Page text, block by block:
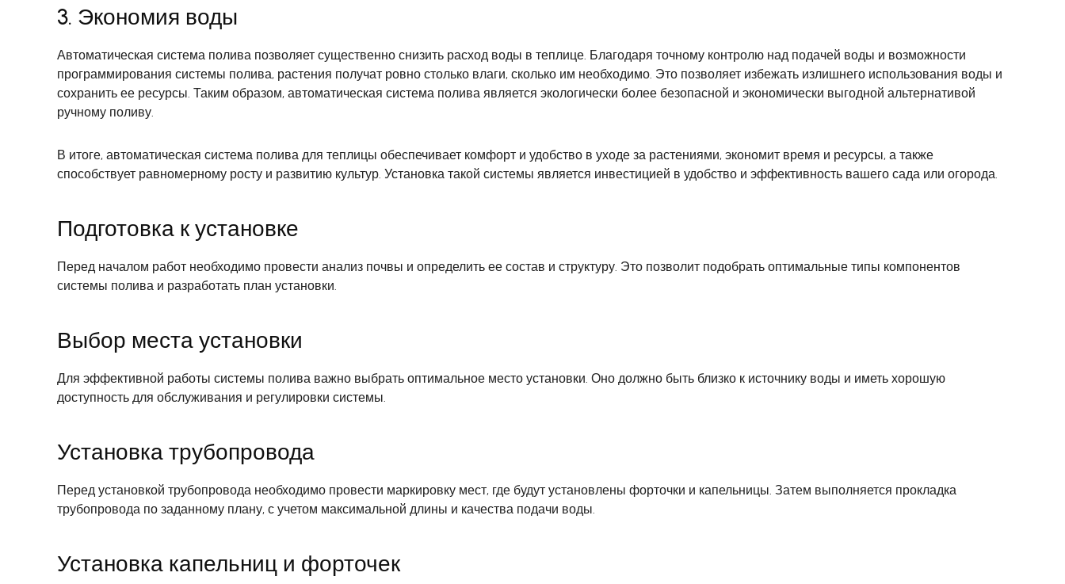
3. Экономия воды
Автоматическая система полива позволяет существенно снизить расход воды в теплице. Благодаря точному контролю над подачей воды и возможности
программирования системы полива, растения получат ровно столько влаги, сколько им необходимо. Это позволяет избежать излишнего использования воды и
сохранить ее ресурсы. Таким образом, автоматическая система полива является экологически более безопасной и экономически выгодной альтернативой
ручному поливу.
В итоге, автоматическая система полива для теплицы обеспечивает комфорт и удобство в уходе за растениями, экономит время и ресурсы, а также
способствует равномерному росту и развитию культур. Установка такой системы является инвестицией в удобство и эффективность вашего сада или огорода.
Подготовка к установке
Перед началом работ необходимо провести анализ почвы и определить ее состав и структуру. Это позволит подобрать оптимальные типы компонентов
системы полива и разработать план установки.
Выбор места установки
Для эффективной работы системы полива важно выбрать оптимальное место установки. Оно должно быть близко к источнику воды и иметь хорошую
доступность для обслуживания и регулировки системы.
Установка трубопровода
Перед установкой трубопровода необходимо провести маркировку мест, где будут установлены форточки и капельницы. Затем выполняется прокладка
трубопровода по заданному плану, с учетом максимальной длины и качества подачи воды.
Установка капельниц и форточек